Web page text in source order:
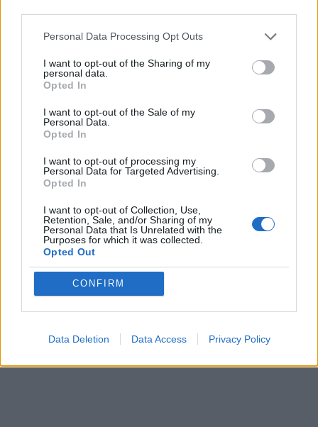
Personal Data Processing Opt Outs
I want to opt-out of the Sharing of my
personal data.
Opted In
I want to opt-out of the Sale of my
Personal Data.
Opted In
I want to opt-out of processing my
Personal Data for Targeted Advertising.
Opted In
I want to opt-out of Collection, Use,
Retention, Sale, and/or Sharing of my
Personal Data that Is Unrelated with the
Purposes for which it was collected.
Opted Out
CONFIRM
Data Deletion Data Access Privacy Policy